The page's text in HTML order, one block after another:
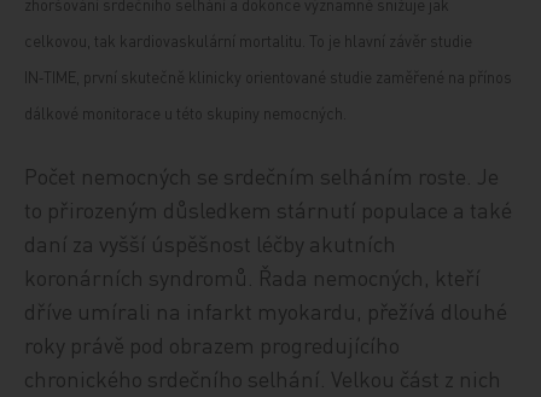
zhoršování srdečního selhání a dokonce významně snižuje jak
celkovou, tak kardiovaskulární mortalitu. To je hlavní závěr studie
IN‑TIME, první skutečně klinicky orientované studie zaměřené na přínos
dálkové monitorace u této skupiny nemocných.
Počet nemocných se srdečním selháním roste. Je
to přirozeným důsledkem stárnutí populace a také
daní za vyšší úspěšnost léčby akutních
koronárních syndromů. Řada nemocných, kteří
dříve umírali na infarkt myokardu, přežívá dlouhé
roky právě pod obrazem progredujícího
chronického srdečního selhání. Velkou část z nich